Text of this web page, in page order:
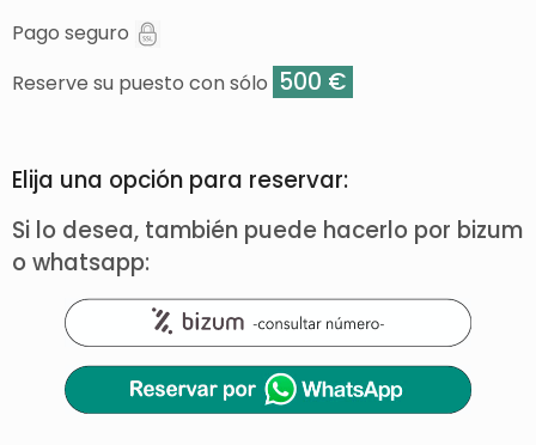
Pago seguro
Reserve su puesto con sólo 500 €
Elija una opción para reservar:
Si lo desea, también puede hacerlo por bizum
o whatsapp: